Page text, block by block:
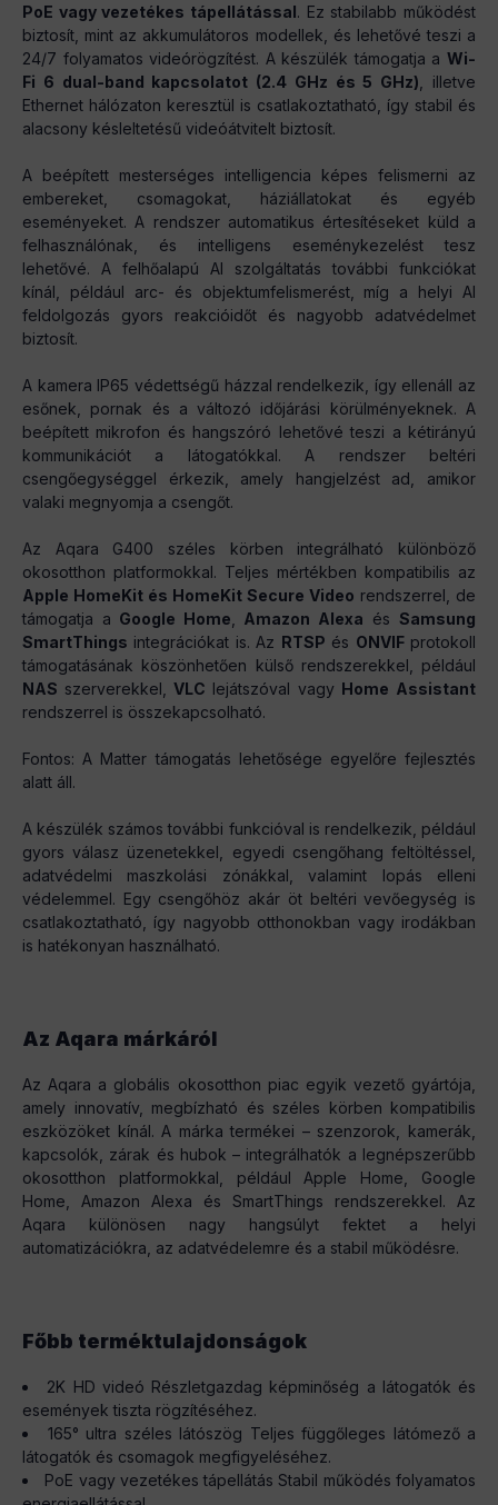
PoE vagy vezetékes tápellátással. Ez stabilabb működést
biztosít, mint az akkumulátoros modellek, és lehetővé teszi a
24/7 folyamatos videórögzítést. A készülék támogatja a Wi-
Fi 6 dual-band kapcsolatot (2.4 GHz és 5 GHz) , illetve
Ethernet hálózaton keresztül is csatlakoztatható, így stabil és
alacsony késleltetésű videóátvitelt biztosít.
A beépített mesterséges intelligencia képes felismerni az
embereket, csomagokat, háziállatokat és egyéb
eseményeket. A rendszer automatikus értesítéseket küld a
felhasználónak, és intelligens eseménykezelést tesz
lehetővé. A felhőalapú AI szolgáltatás további funkciókat
kínál, például arc- és objektumfelismerést, míg a helyi AI
feldolgozás gyors reakcióidőt és nagyobb adatvédelmet
biztosít.
A kamera IP65 védettségű házzal rendelkezik, így ellenáll az
esőnek, pornak és a változó időjárási körülményeknek. A
beépített mikrofon és hangszóró lehetővé teszi a kétirányú
kommunikációt a látogatókkal. A rendszer beltéri
csengőegységgel érkezik, amely hangjelzést ad, amikor
valaki megnyomja a csengőt.
Az Aqara G400 széles körben integrálható különböző
okosotthon platformokkal. Teljes mértékben kompatibilis az
Apple HomeKit és HomeKit Secure Video rendszerrel, de
támogatja a Google Home Amazon Alexa ésSamsung
SmartThings integrációkat is. Az RTSP és ONVIFprotokoll
támogatásának köszönhetően külső rendszerekkel, például
NAS szerverekkel,VLC lejátszóval vagy Home Assistant
rendszerrel is összekapcsolható.
Fontos: A Matter támogatás lehetősége egyelőre fejlesztés
alatt áll.
A készülék számos további funkcióval is rendelkezik, például
gyors válasz üzenetekkel, egyedi csengőhang feltöltéssel,
adatvédelmi maszkolási zónákkal, valamint lopás elleni
védelemmel. Egy csengőhöz akár öt beltéri vevőegység is
csatlakoztatható, így nagyobb otthonokban vagy irodákban
is hatékonyan használható.
Az Aqara márkáról
Az Aqara a globális okosotthon piac egyik vezető gyártója,
amely innovatív, megbízható és széles körben kompatibilis
eszközöket kínál. A márka termékei – szenzorok, kamerák,
kapcsolók, zárak és hubok – integrálhatók a legnépszerűbb
okosotthon platformokkal, például Apple Home, Google
Home, Amazon Alexa és SmartThings rendszerekkel. Az
Aqara különösen nagy hangsúlyt fektet a helyi
automatizációkra, az adatvédelemre és a stabil működésre.
Főbb terméktulajdonságok
2K HD videó Részletgazdag képminőség a látogatók és
események tiszta rögzítéséhez.
165° ultra széles látószög Teljes függőleges látómező a
látogatók és csomagok megfigyeléséhez.
PoE vagy vezetékes tápellátás Stabil működés folyamatos